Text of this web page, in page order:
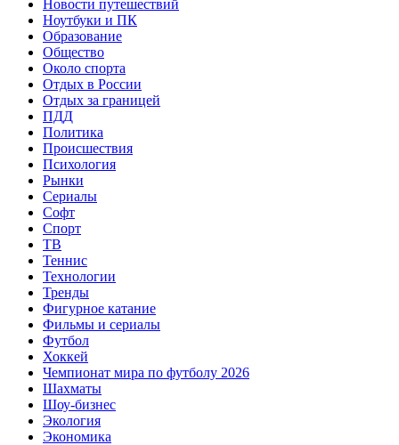
Новости путешествий
Ноутбуки и ПК
Образование
Общество
Около спорта
Отдых в России
Отдых за границей
ПДД
Политика
Происшествия
Психология
Рынки
Сериалы
Софт
Спорт
ТВ
Теннис
Технологии
Тренды
Фигурное катание
Фильмы и сериалы
Футбол
Хоккей
Чемпионат мира по футболу 2026
Шахматы
Шоу-бизнес
Экология
Экономика